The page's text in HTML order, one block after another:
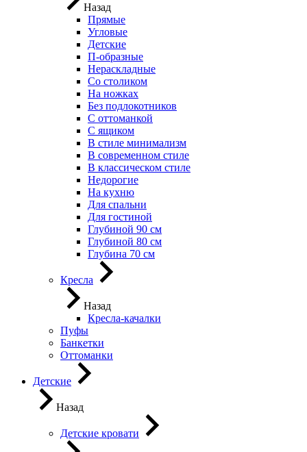
Назад
Прямые
Угловые
Детские
П-образные
Нераскладные
Со столиком
На ножках
Без подлокотников
С оттоманкой
С ящиком
В стиле минимализм
В современном стиле
В классическом стиле
Недорогие
На кухню
Для спальни
Для гостиной
Глубиной 90 см
Глубиной 80 см
Глубина 70 см
Кресла
Назад
Кресла-качалки
Пуфы
Банкетки
Оттоманки
Детские
Назад
Детские кровати